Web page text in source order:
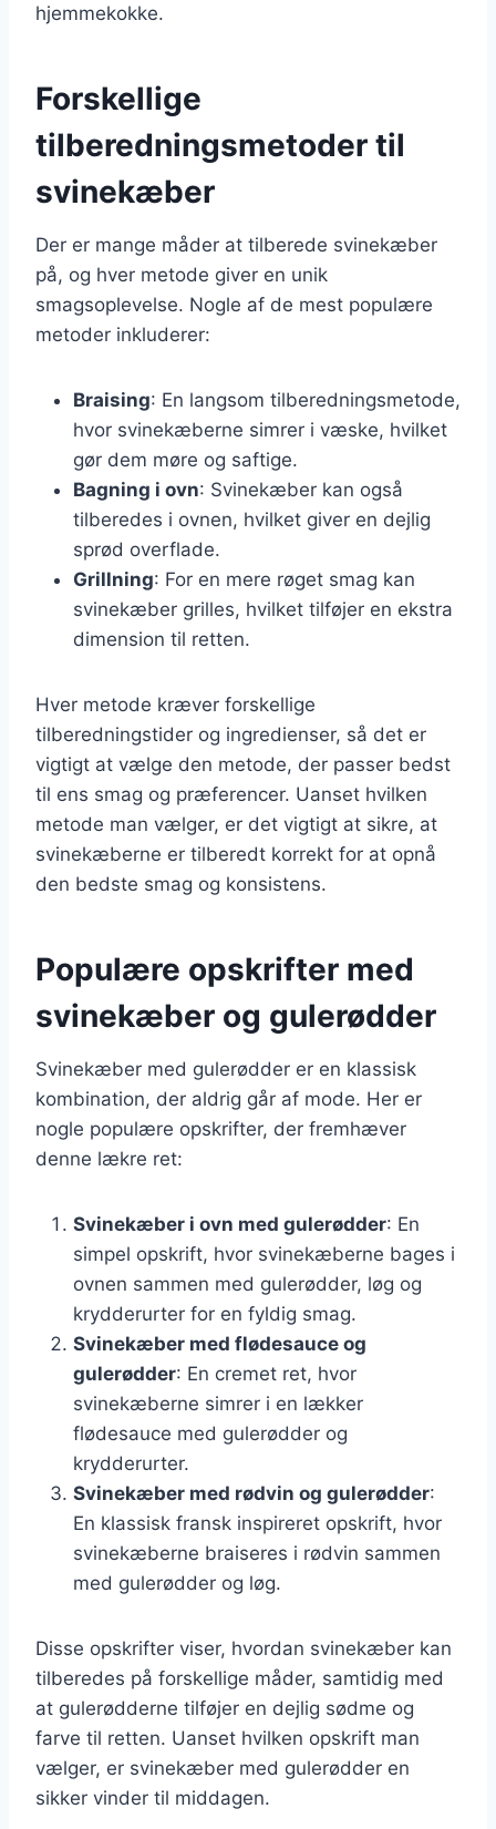
hjemmekokke.
Forskellige
tilberedningsmetoder til
svinekæber
Der er mange måder at tilberede svinekæber
på, og hver metode giver en unik
smagsoplevelse. Nogle af de mest populære
metoder inkluderer:
Braising: En langsom tilberedningsmetode,
hvor svinekæberne simrer i væske, hvilket
gør dem møre og saftige.
Bagning i ovn: Svinekæber kan også
tilberedes i ovnen, hvilket giver en dejlig
sprød overflade.
Grillning: For en mere røget smag kan
svinekæber grilles, hvilket tilføjer en ekstra
dimension til retten.
Hver metode kræver forskellige
tilberedningstider og ingredienser, så det er
vigtigt at vælge den metode, der passer bedst
til ens smag og præferencer. Uanset hvilken
metode man vælger, er det vigtigt at sikre, at
svinekæberne er tilberedt korrekt for at opnå
den bedste smag og konsistens.
Populære opskrifter med
svinekæber og gulerødder
Svinekæber med gulerødder er en klassisk
kombination, der aldrig går af mode. Her er
nogle populære opskrifter, der fremhæver
denne lækre ret:
Svinekæber i ovn med gulerødder: En
simpel opskrift, hvor svinekæberne bages i
ovnen sammen med gulerødder, løg og
krydderurter for en fyldig smag.
Svinekæber med flødesauce og
gulerødder: En cremet ret, hvor
svinekæberne simrer i en lækker
flødesauce med gulerødder og
krydderurter.
Svinekæber med rødvin og gulerødder:
En klassisk fransk inspireret opskrift, hvor
svinekæberne braiseres i rødvin sammen
med gulerødder og løg.
Disse opskrifter viser, hvordan svinekæber kan
tilberedes på forskellige måder, samtidig med
at gulerødderne tilføjer en dejlig sødme og
farve til retten. Uanset hvilken opskrift man
vælger, er svinekæber med gulerødder en
sikker vinder til middagen.